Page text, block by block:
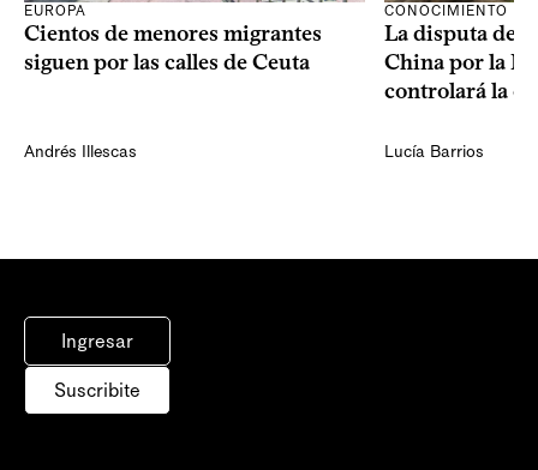
EUROPA
Cientos de menores migrantes
siguen por las calles de Ceuta
Andrés Illescas
CONOCIMIENTO
La disputa de
China por la
controlará la
Lucía Barrios
Ingresar
Suscribite